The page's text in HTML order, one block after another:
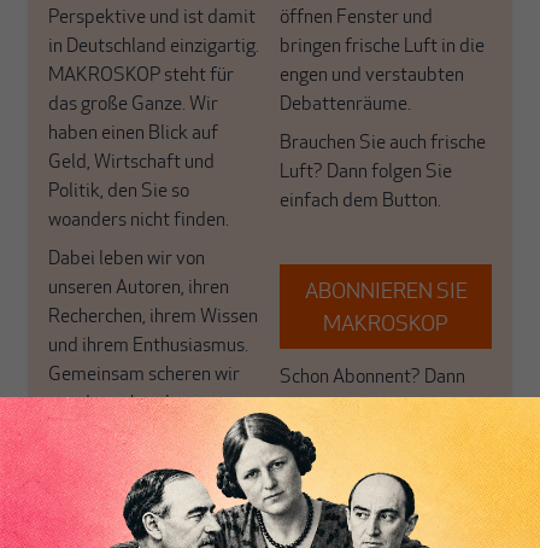
Perspektive und ist damit
in Deutschland einzigartig.
MAKROSKOP steht für
das große Ganze. Wir
haben einen Blick auf
Geld, Wirtschaft und
Politik, den Sie so
woanders nicht finden.
Dabei leben wir von
unseren Autoren, ihren
Recherchen, ihrem Wissen
und ihrem Enthusiasmus.
Gemeinsam scheren wir
aus den schmaler
werdenden Leitplanken
des Denkens aus.
öffnen Fenster und
bringen frische Luft in die
engen und verstaubten
Debattenräume.
Brauchen Sie auch frische
Luft? Dann folgen Sie
einfach dem Button.
ABONNIEREN SIE
MAKROSKOP
Schon Abonnent? Dann
einloggen